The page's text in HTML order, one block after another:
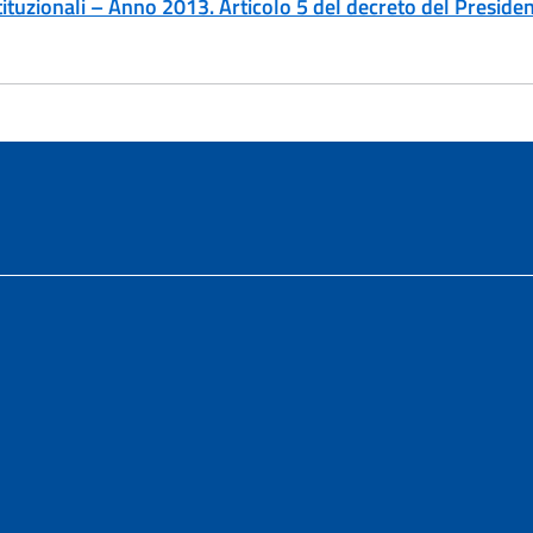
– Anno 2013. Articolo 5 del decreto del